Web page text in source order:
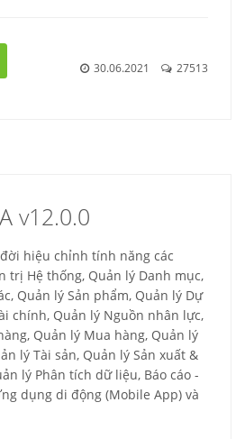
30.06.2021 27513
v12.0.0
hiệu chỉnh tính năng các
trị Hệ thống, Quản lý Danh mục,
Quản lý Sản phẩm, Quản lý Dự
chính, Quản lý Nguồn nhân lực,
Quản lý Mua hàng, Quản lý
lý Tài sản, Quản lý Sản xuất &
lý Phân tích dữ liệu, Báo cáo -
dụng di động (Mobile App) và